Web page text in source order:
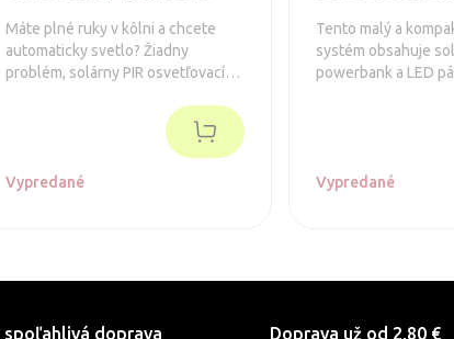
Máte plné ruky v kôlni a chcete
automaticky svetlo? Žiadny
problém, solárny PIR osvetľovací
Vypredané
Tento malý a
systém obsahuje
powerbank a LED
Vypredané
spoľahlivá doprava Doprava už od 2,80 €